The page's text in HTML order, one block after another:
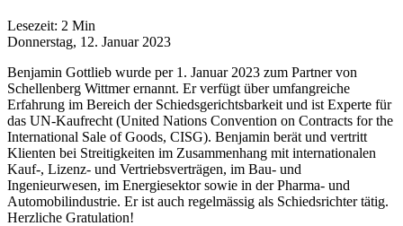
Lesezeit: 2 Min
Donnerstag, 12. Januar 2023
Benjamin Gottlieb wurde per 1. Januar 2023 zum Partner von
Schellenberg Wittmer ernannt. Er verfügt über umfangreiche
Erfahrung im Bereich der Schiedsgerichtsbarkeit und ist Experte für
das UN-Kaufrecht (United Nations Convention on Contracts for the
International Sale of Goods, CISG). Benjamin berät und vertritt
Klienten bei Streitigkeiten im Zusammenhang mit internationalen
Kauf-, Lizenz- und Vertriebsverträgen, im Bau- und
Ingenieurwesen, im Energiesektor sowie in der Pharma- und
Automobilindustrie. Er ist auch regelmässig als Schiedsrichter tätig.
Herzliche Gratulation!